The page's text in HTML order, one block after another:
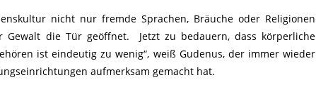
nicht nur fremde Sprachen, Bräuche oder Religionen
Gewalt die Tür geöffnet. Jetzt zu bedauern, dass körperliche
ist eindeutig zu wenig“, weiß Gudenus, der immer wieder
aufmerksam gemacht hat.